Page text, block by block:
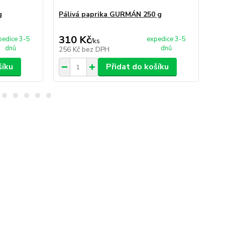
3-5
dnů
Pálivá paprika GURMÁN 250 g
310 Kč/ks
256 Kč bez DPH
expedice 3-5
dnů
Přidat do košíku